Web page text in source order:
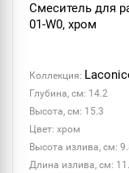
Смеситель для
01-W0, хром
Коллекция:
Глубина, см: 14.2
Высота, см: 15.3
Цвет: хром
Высота излива, см:
Длина излива, см: